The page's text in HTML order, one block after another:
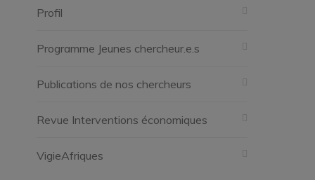
Profil
Programme Jeunes chercheur.e.s
Publications de nos chercheurs
Revue Interventions économiques
VigieAfriques